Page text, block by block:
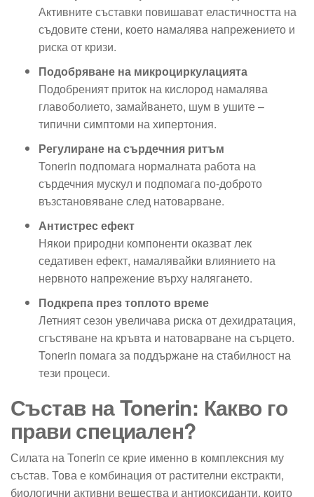
Активните съставки повишават еластичността на
съдовите стени, което намалява напрежението и
риска от кризи.
Подобряване на микроциркулацията
Подобреният приток на кислород намалява
главоболието, замайването, шум в ушите –
типични симптоми на хипертония.
Регулиране на сърдечния ритъм
Tonerin подпомага нормалната работа на
сърдечния мускул и подпомага по-доброто
възстановяване след натоварване.
Антистрес ефект
Някои природни компоненти оказват лек
седативен ефект, намалявайки влиянието на
нервното напрежение върху налягането.
Подкрепа през топлото време
Летният сезон увеличава риска от дехидратация,
сгъстяване на кръвта и натоварване на сърцето.
Tonerin помага за поддържане на стабилност на
тези процеси.
Състав на Tonerin: Какво го
прави специален?
Силата на Tonerin се крие именно в комплексния му
състав. Това е комбинация от растителни екстракти,
биологични активни вещества и антиоксиданти, които